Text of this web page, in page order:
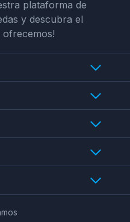
plataforma de
y descubra el